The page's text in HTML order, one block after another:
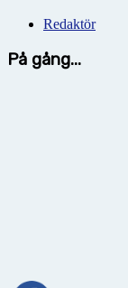
Redaktör
På gång...